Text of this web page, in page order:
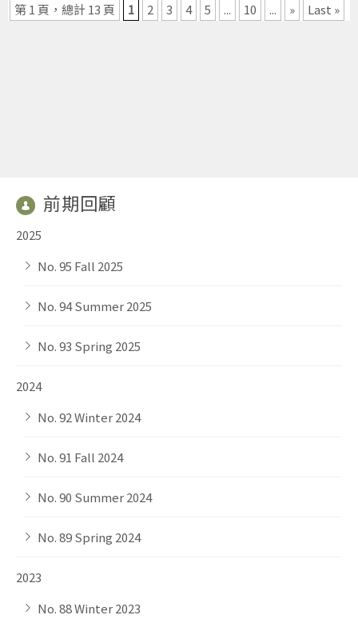
第 1 頁，總計 13 頁 1 2 3 4 5 ... 10 ... » Last »
前期回顧
2025
No. 95 Fall 2025
No. 94 Summer 2025
No. 93 Spring 2025
2024
No. 92 Winter 2024
No. 91 Fall 2024
No. 90 Summer 2024
No. 89 Spring 2024
2023
No. 88 Winter 2023